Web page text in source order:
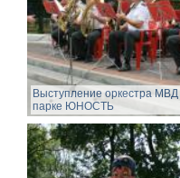
Выступление оркестра
парке ЮНОСТЬ